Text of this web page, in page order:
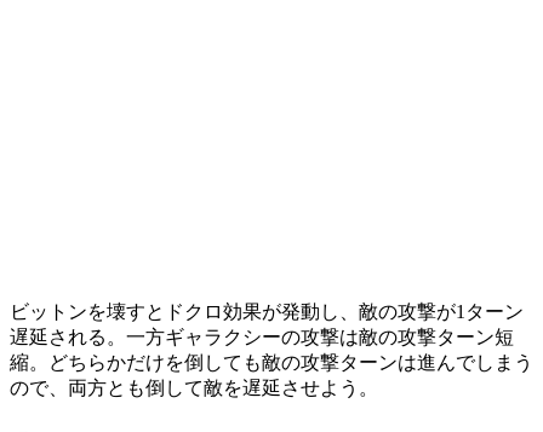
ビットンを壊すとドクロ効果が発動し、敵の攻撃が1ターン
遅延される。一方ギャラクシーの攻撃は敵の攻撃ターン短
縮。どちらかだけを倒しても敵の攻撃ターンは進んでしまう
ので、両方とも倒して敵を遅延させよう。